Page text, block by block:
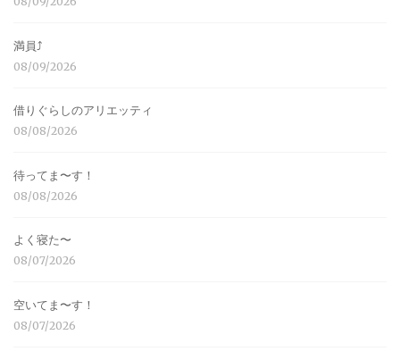
満員⤴︎
08/09/2026
借りぐらしのアリエッティ
08/08/2026
待ってま〜す！
08/08/2026
よく寝た〜
08/07/2026
空いてま〜す！
08/07/2026